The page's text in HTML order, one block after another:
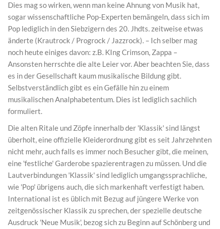
Dies mag so wirken, wenn man keine Ahnung von Musik hat,
sogar wissenschaftliche Pop-Experten bemängeln, dass sich im
Pop lediglich in den Siebzigern des 20. Jhdts. zeitweise etwas
änderte (Krautrock / Progrock / Jazzrock). – Ich selber mag
noch heute einiges davon: z.B. KIng Crimson, Zappa –
Ansonsten herrschte die alte Leier vor. Aber beachten Sie, dass
es in der Gesellschaft kaum musikalische Bildung gibt.
Selbstverständlich gibt es ein Gefälle hin zu einem
musikalischen Analphabetentum. Dies ist lediglich sachlich
formuliert.
Die alten Ritale und Zöpfe innerhalb der 'Klassik' sind längst
überholt, eine offizielle Kleiderordnung gibt es seit Jahrzehnten
nicht mehr, auch falls es immer noch Besucher gibt, die meinen,
eine 'festliche' Garderobe spazierentragen zu müssen. Und die
Lautverbindungen 'Klassik' sind lediglich umgangssprachliche,
wie 'Pop' übrigens auch, die sich markenhaft verfestigt haben.
International ist es üblich mit Bezug auf jüngere Werke von
zeitgenössischer Klassik zu sprechen, der spezielle deutsche
Ausdruck 'Neue Musik', bezog sich zu Beginn auf Schönberg und